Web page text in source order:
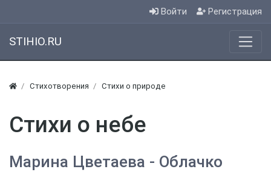
Войти Регистрация
STIHIO.RU
Стихотворения Стихи о природе
Стихи о небе
Марина Цветаева - Облачко